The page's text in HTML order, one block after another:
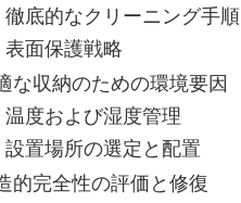
徹底的なクリーニング手順
表面保護戦略
な収納のための環境要因
温度および湿度管理
設置場所の選定と配置
的完全性の評価と修復